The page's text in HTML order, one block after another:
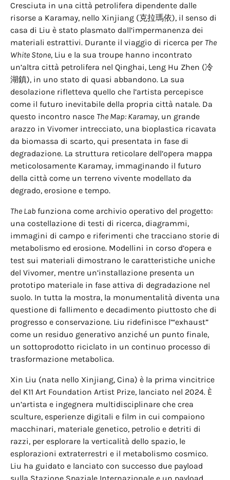
Cresciuta in una città petrolifera dipendente dalle
risorse a Karamay, nello Xinjiang (克拉瑪依), il senso di
casa di Liu è stato plasmato dall’impermanenza dei
materiali estrattivi. Durante il viaggio di ricerca per The
White Stone, Liu e la sua troupe hanno incontrato
un’altra città petrolifera nel Qinghai, Leng Hu Zhen (冷
湖鎮), in uno stato di quasi abbandono. La sua
desolazione rifletteva quello che l’artista percepisce
come il futuro inevitabile della propria città natale. Da
questo incontro nasce The Map: Karamay, un grande
arazzo in Vivomer intrecciato, una bioplastica ricavata
da biomassa di scarto, qui presentata in fase di
degradazione. La struttura reticolare dell’opera mappa
meticolosamente Karamay, immaginando il futuro
della città come un terreno vivente modellato da
degrado, erosione e tempo.
The Lab funziona come archivio operativo del progetto:
una costellazione di testi di ricerca, diagrammi,
immagini di campo e riferimenti che tracciano storie di
metabolismo ed erosione. Modellini in corso d’opera e
test sui materiali dimostrano le caratteristiche uniche
del Vivomer, mentre un’installazione presenta un
prototipo materiale in fase attiva di degradazione nel
suolo. In tutta la mostra, la monumentalità diventa una
questione di fallimento e decadimento piuttosto che di
progresso e conservazione. Liu ridefinisce l’“exhaust”
come un residuo generativo anziché un punto finale,
un sottoprodotto riciclato in un continuo processo di
trasformazione metabolica.
Xin Liu (nata nello Xinjiang, Cina) è la prima vincitrice
del K11 Art Foundation Artist Prize, lanciato nel 2024. È
un’artista e ingegnera multidisciplinare che crea
sculture, esperienze digitali e film in cui compaiono
macchinari, materiale genetico, petrolio e detriti di
razzi, per esplorare la verticalità dello spazio, le
esplorazioni extraterrestri e il metabolismo cosmico.
Liu ha guidato e lanciato con successo due payload